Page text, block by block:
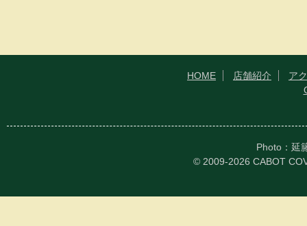
HOME 店舗紹介
ア
Photo：延
© 2009-2026 CABOT